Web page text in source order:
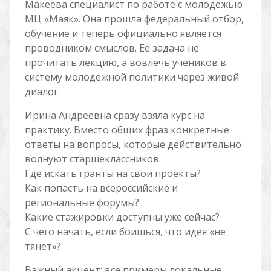
Макеева специалист по работе с молодёжью
МЦ «Маяк». Она прошла федеральный отбор,
обучение и теперь официально является
проводником смыслов. Её задача не
прочитать лекцию, а вовлечь учеников в
систему молодёжной политики через живой
диалог.
Ирина Андреевна сразу взяла курс на
практику. Вместо общих фраз конкретные
ответы на вопросы, которые действительно
волнуют старшеклассников:
Где искать гранты на свои проекты?
Как попасть на всероссийские и
региональные форумы?
Какие стажировки доступны уже сейчас?
С чего начать, если боишься, что идея «не
тянет»?